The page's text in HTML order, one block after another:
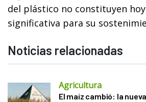
del plástico no constituyen
significativa para su
Noticias relacionadas
Agricultura
El maíz cambió: la